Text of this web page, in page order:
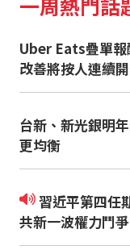
Uber Eats疊單報
改善將按人連續
台新、新光銀明
更均衡
習近平第四任期穩了？從五中全會解析中
共新一波權力鬥爭